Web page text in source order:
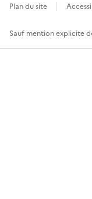
Plan du site
Sauf mention explicite